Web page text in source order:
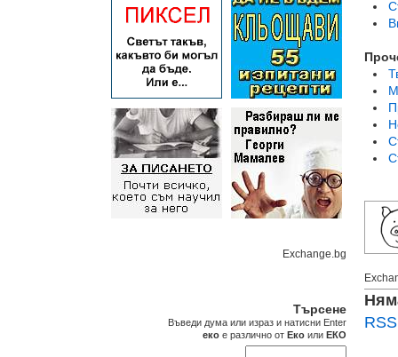
Exchange.bg
Търсене
Въведи дума или израз и натисни Enter
еко е различно от Еко или ЕКО